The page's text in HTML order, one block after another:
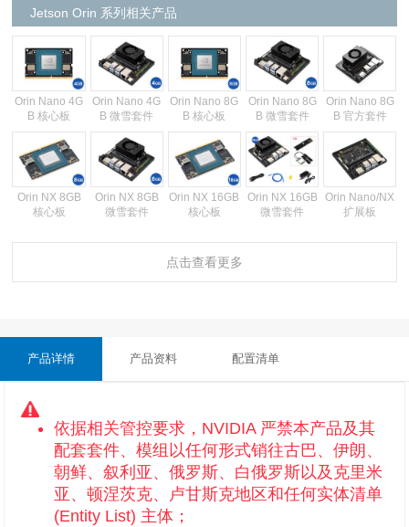
Jetson Orin 系列相关产品
Orin Nano 4G
B 核心板
Orin Nano 4G
B 微雪套件
Orin Nano 8G
B 核心板
Orin Nano 8G
B 微雪套件
Orin Nano 8G
B 官方套件
Orin NX 8GB
核心板
Orin NX 8GB
微雪套件
Orin NX 16GB
核心板
Orin NX 16GB
微雪套件
Orin Nano/NX
扩展板
点击查看更多
产品详情 产品资料 配置清单
依据相关管控要求，NVIDIA 严禁本产品及其
配套套件、模组以任何形式销往古巴、伊朗、
朝鲜、叙利亚、俄罗斯、白俄罗斯以及克里米
亚、顿涅茨克、卢甘斯克地区和任何实体清单
(Entity List) 主体；